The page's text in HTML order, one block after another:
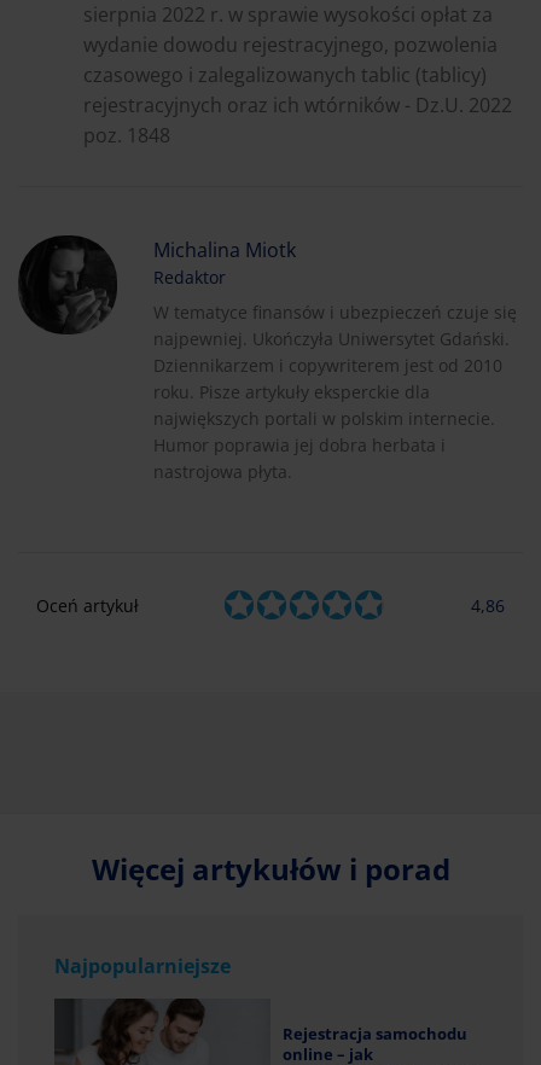
sierpnia 2022 r. w sprawie wysokości opłat za
wydanie dowodu rejestracyjnego, pozwolenia
czasowego i zalegalizowanych tablic (tablicy)
rejestracyjnych oraz ich wtórników - Dz.U. 2022
poz. 1848
Michalina Miotk
Redaktor
W tematyce finansów i ubezpieczeń czuje się
najpewniej. Ukończyła Uniwersytet Gdański.
Dziennikarzem i copywriterem jest od 2010
roku. Pisze artykuły eksperckie dla
największych portali w polskim internecie.
Humor poprawia jej dobra herbata i
nastrojowa płyta.
Oceń artykuł 4,86
Więcej artykułów i porad
Najpopularniejsze
Rejestracja samochodu
online – jak